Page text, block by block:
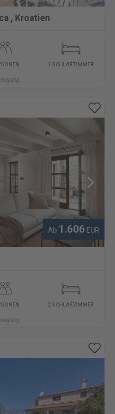
, Kroatien
1 SCHLAFZIMMER
Ab 1.606 EUR
2 SCHLAFZIMMER